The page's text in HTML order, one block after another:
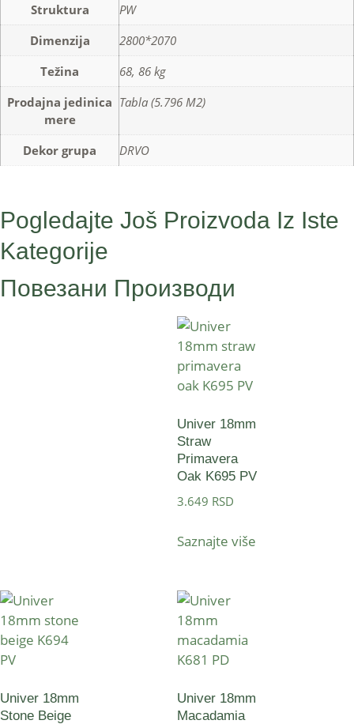
Struktura
PW
Dimenzija
2800*2070
Težina
68, 86 kg
Prodajna jedinica
mere
Tabla (5.796 M2)
Dekor grupa DRVO
Pogledajte Još Proizvoda Iz Iste
Kategorije
Повезани Производи
Univer 18mm
Straw
Primavera
Oak K695 PV
3.649 RSD
Saznajte više
Univer 18mm
Stone Beige
Univer 18mm
Macadamia